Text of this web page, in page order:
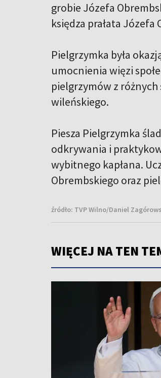
grobie Józefa
księdza prałata Józefa
Pielgrzymka była
umocnienia więzi
pielgrzymów z
wileńskiego.
Piesza Pielgrzymka
odkrywania i
wybitnego kapłana.
Obrembskiego oraz
źródło: TVP Wilno/Daniel
WIĘCEJ NA TEN